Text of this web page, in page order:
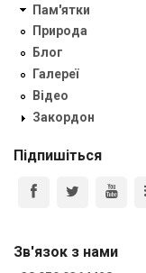
Пам'ятки
Природа
Блог
Галереї
Відео
Закордон
Підпишіться
Зв'язок з нами